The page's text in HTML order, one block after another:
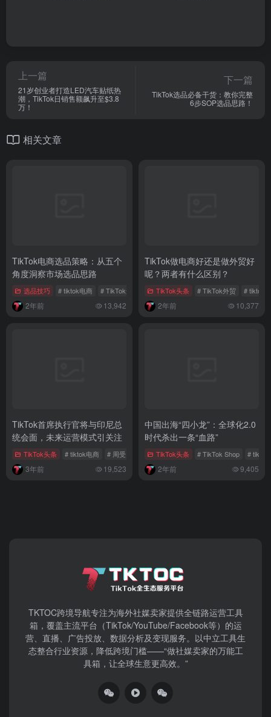
上一篇
21岁创业者打造LED汽车贴纸热
潮，TikTok日销售额飙升至$3.8
万！
下一篇
TikTok选品必备干货：教你完整
6步SOP选品思路！
相关文章
TikTok电商选品策略：从五个
角度洞察市场选品思路
选品技巧 # tiktok电商 # TikTok选品策略 # TikTok电商选品
2年前 13,942
TikTok做电商好还是做外贸好
呢？两者有什么区别？
TikTok头条 # TikTok外贸 # tiktok
2年前 10,377
TikTok首席执行官将与印尼总
统会面，未来运营模式引关注
TikTok头条 # tiktok电商 # 周受资 # TikTok印尼电商
3年前 19,523
中国出海“四小龙”：全球化2.0
时代杀出一条“血路”
TikTok头条 # TikTok Shop # tiktok
2年前 9,405
TKTOC跨境导航​专注为海外社媒卖家提供全链路运营工具
箱，覆盖主流平台（TikTok/YouTube/Facebook等）​的运
营、直播、广告投放、数据分析及变现服务。以中立工具生
态整合行业资源，降低跨境门槛——“做社媒卖家的万能工
具箱，让全球生意更高效。”